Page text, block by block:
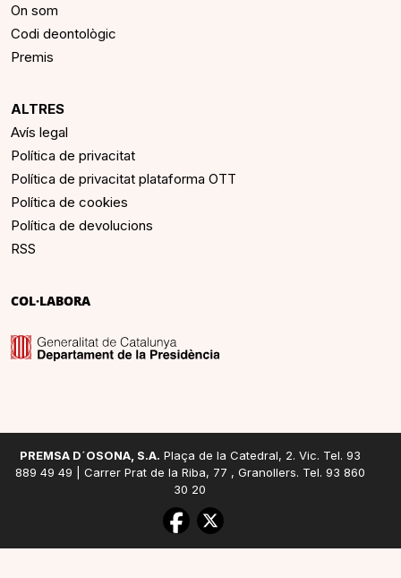
On som
Codi deontològic
Premis
ALTRES
Avís legal
Política de privacitat
Política de privacitat plataforma OTT
Política de cookies
Política de devolucions
RSS
COL·LABORA
PREMSA D´OSONA, S.A. Plaça de la Catedral, 2. Vic. Tel. 93
889 49 49 | Carrer Prat de la Riba, 77 , Granollers. Tel. 93 860
30 20